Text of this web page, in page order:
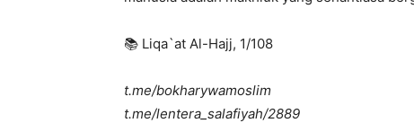
📚 Liqa`at Al-Hajj, 1/108
t.me/bokharywamoslim
t.me/lentera_salafiyah/2889